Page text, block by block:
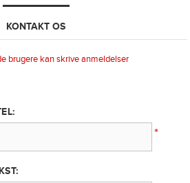
KONTAKT OS
brugere kan skrive anmeldelser
*